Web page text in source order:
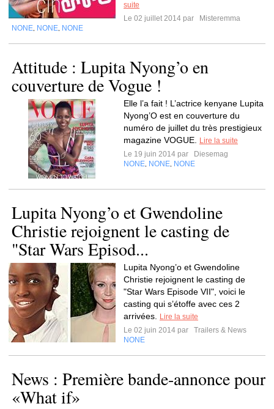
suite
Le 02 juillet 2014 par
Misteremma
NONE NONE NONE
Attitude : Lupita Nyong’o en
couverture de Vogue !
Elle l’a fait ! L’actrice kenyane Lupita
Nyong’O est en couverture du
numéro de juillet du très prestigieux
magazine VOGUE.
Lire la suite
Le 19 juin 2014 par
Diesemag
NONE NONE NONE
Lupita Nyong’o et Gwendoline
Christie rejoignent le casting de
"Star Wars Episod...
Lupita Nyong’o et Gwendoline
Christie rejoignent le casting de
"Star Wars Episode VII", voici le
casting qui s’étoffe avec ces 2
arrivées.
Lire la suite
Le 02 juin 2014 par
Trailers & News
NONE
News : Première bande-annonce pour
«What if»